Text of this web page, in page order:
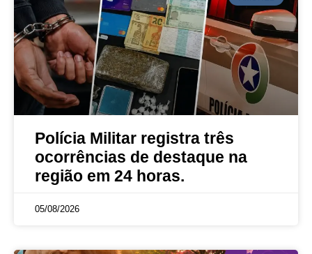
Polícia Militar registra três
ocorrências de destaque na
região em 24 horas.
05/08/2026